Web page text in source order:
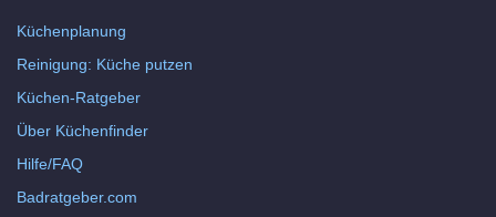
Küchenplanung
Reinigung: Küche putzen
Küchen-Ratgeber
Über Küchenfinder
Hilfe/FAQ
Badratgeber.com